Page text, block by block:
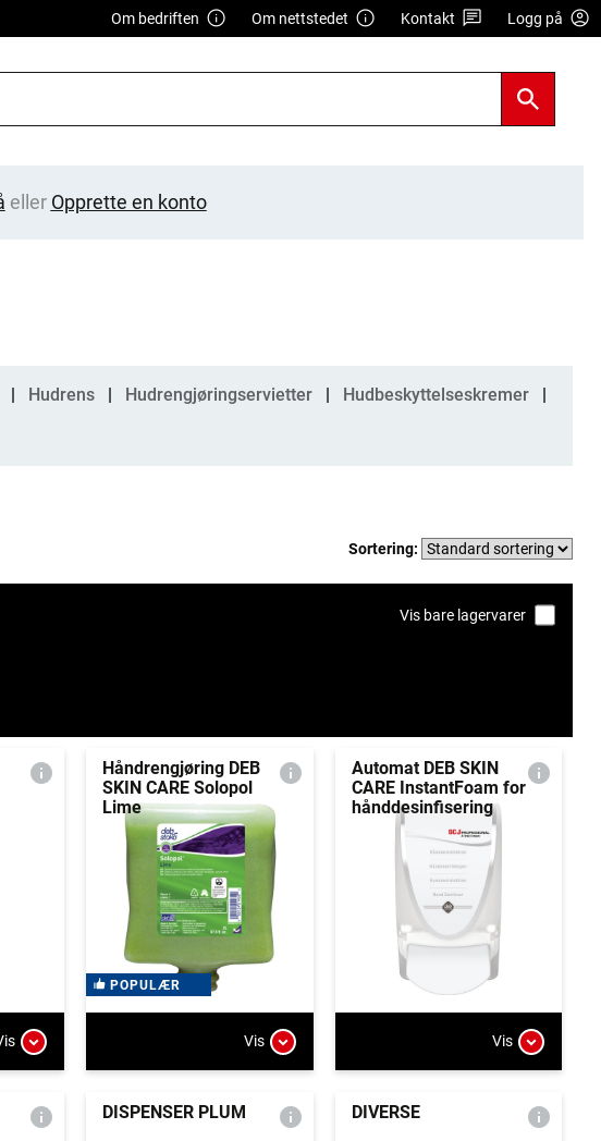
Om bedriften Om nettstedet Kontakt Logg på
eller Opprette en konto
Hudrens Hudrengjøringservietter Hudbeskyttelseskremer
Sortering:
Vis bare lagervarer
Håndrengjøring DEB
SKIN CARE Solopol
Lime
POPULÆR
Vis
Automat DEB SKIN
CARE InstantFoam for
hånddesinfisering
Vis
DISPENSER PLUM DIVERSE